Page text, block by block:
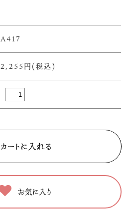
A417
2,255円(税込)
お気に入り